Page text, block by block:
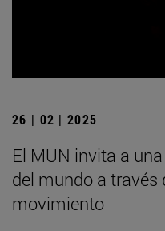
26 | 02 | 2025
El MUN invita a
del mundo a través
movimiento